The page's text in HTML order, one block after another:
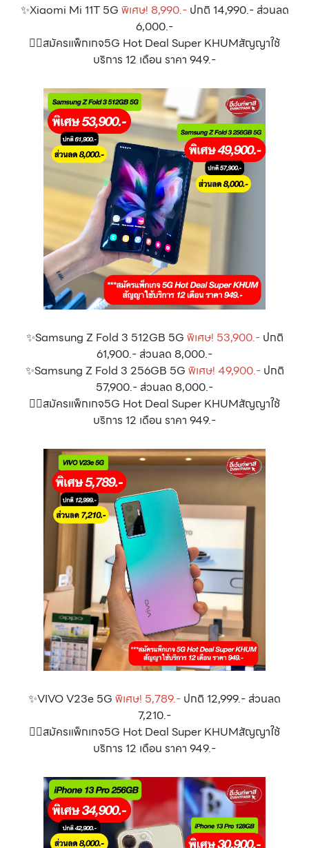
✨Xiaomi Mi 11T 5G พิเศษ! 8,990.-ปกติ 14,990.- ส่วนลด
6,000.-
👉🏻สมัครแพ็กเกจ5G Hot Deal Super KHUMสัญญาใช้
บริการ 12 เดือน ราคา 949.-
✨Samsung Z Fold 3 512GB 5G พิเศษ! 53,900.- ปกติ
61,900.- ส่วนลด 8,000.-
✨Samsung Z Fold 3 256GB 5G พิเศษ! 49,900.-ปกติ
57,900.- ส่วนลด 8,000.-
👉🏻สมัครแพ็กเกจ5G Hot Deal Super KHUMสัญญาใช้
บริการ 12 เดือน ราคา 949.-
✨VIVO V23e 5G พิเศษ! 5,789.- ปกติ 12,999.- ส่วนลด
7,210.-
👉🏻สมัครแพ็กเกจ5G Hot Deal Super KHUMสัญญาใช้
บริการ 12 เดือน ราคา 949.-